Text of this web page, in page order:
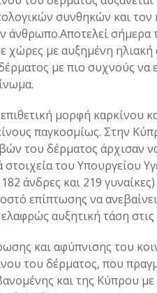
συνθηκών και
άνθρωπο.Αποτελεί
χώρες με αυξημένη
με πιο συχνούς να
μορφή καρκίνου
παγκοσμίως. Στην
του δέρματος άρχισαν
του Υπουργείου
άνδρες και 219
επίπτωσης να
αυξητική τάση στις
και αφύπνισης του
του δέρματος, που
και της Κύπρου